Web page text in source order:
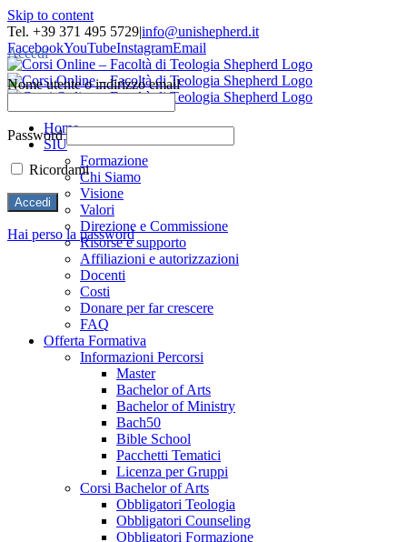
Skip to content
Tel. +39 371 495 5729|info@unishepherd.it
FacebookYouTubeInstagramEmail
Home
SIU
Formazione
Chi Siamo
Visione
Valori
Direzione e Commissione
Risorse e supporto
Affiliazioni e autorizzazioni
Docenti
Costi
Donare per far crescere
FAQ
Offerta Formativa
Informazioni Percorsi
Master
Bachelor of Arts
Bachelor of Ministry
Bach50
Bible School
Pacchetti Tematici
Licenza per Gruppi
Corsi Bachelor of Arts
Obbligatori Teologia
Obbligatori Counseling
Obbligatori Formazione
Accedi
Nome utente o indirizzo email
Password
Ricordami
Hai perso la password